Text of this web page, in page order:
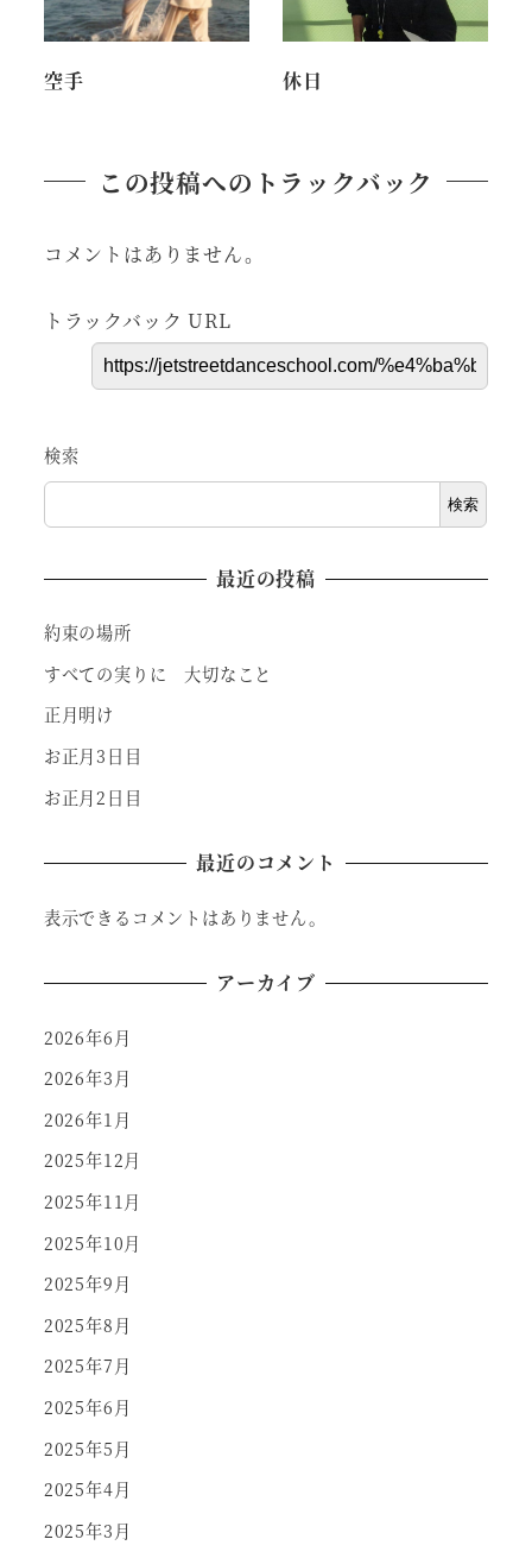
空手 休日
この投稿へのトラックバック
コメントはありません。
トラックバック URL
検索
検索
最近の投稿
約束の場所
すべての実りに 大切なこと
正月明け
お正月3日目
お正月2日目
最近のコメント
表示できるコメントはありません。
アーカイブ
2026年6月
2026年3月
2026年1月
2025年12月
2025年11月
2025年10月
2025年9月
2025年8月
2025年7月
2025年6月
2025年5月
2025年4月
2025年3月